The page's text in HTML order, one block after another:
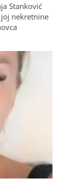
Stanković
nekretnine